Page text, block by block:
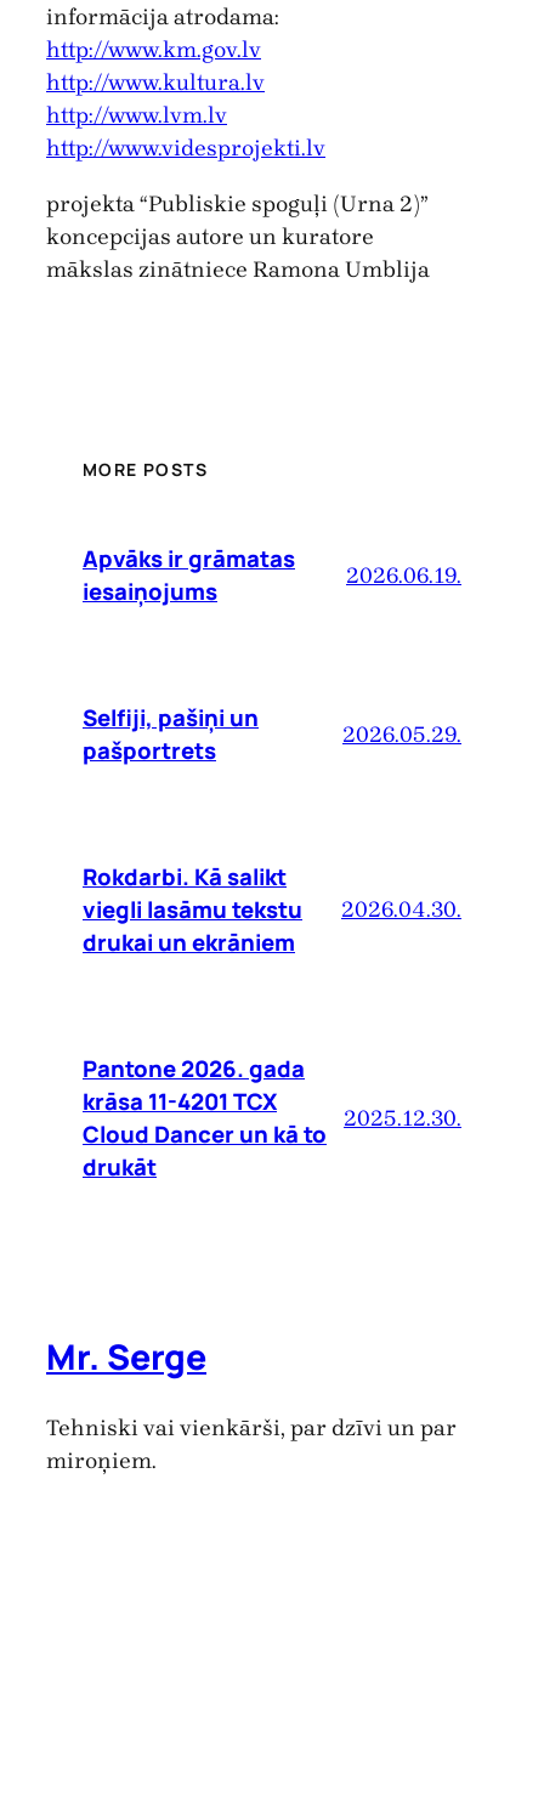
informācija atrodama:
http://www.km.gov.lv
http://www.kultura.lv
http://www.lvm.lv
http://www.videsprojekti.lv
projekta “Publiskie spoguļi (Urna 2)”
koncepcijas autore un kuratore
mākslas zinātniece Ramona Umblija
MORE POSTS
Apvāks ir grāmatas
iesaiņojums
2026.06.19.
Selfiji, pašiņi un
pašportrets
2026.05.29.
Rokdarbi. Kā salikt
viegli lasāmu tekstu
drukai un ekrāniem
2026.04.30.
Pantone 2026. gada
krāsa 11-4201 TCX
Cloud Dancer un kā to
drukāt
2025.12.30.
Mr. Serge
Tehniski vai vienkārši, par dzīvi un par
miroņiem.